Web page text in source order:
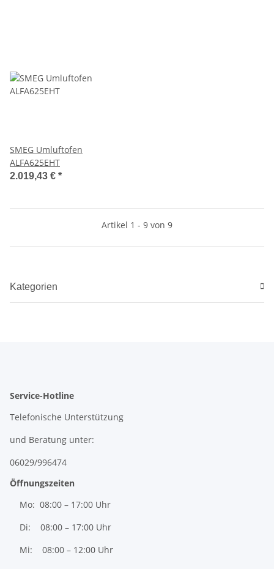
SMEG Umluftofen
ALFA625EHT
2.019,43 € *
Artikel 1 - 9 von 9
Kategorien
Service-Hotline
Telefonische Unterstützung
und Beratung unter:
06029/996474
Öffnungszeiten
Mo: 08:00 – 17:00 Uhr
Di: 08:00 – 17:00 Uhr
Mi: 08:00 – 12:00 Uhr